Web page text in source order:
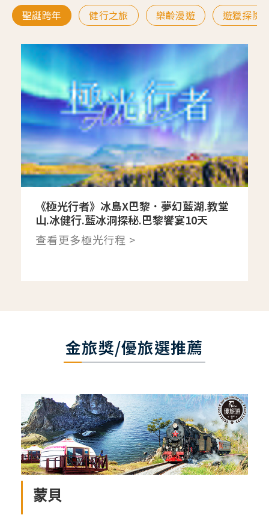
聖誕跨年 健行之旅 樂齡漫遊 遊獵探險
《極光行者》冰島X巴黎．夢幻藍湖.教堂
山.冰健行.藍冰洞探秘.巴黎饗宴10天
查看更多極光行程 >
金旅獎/優旅選推薦
蒙貝